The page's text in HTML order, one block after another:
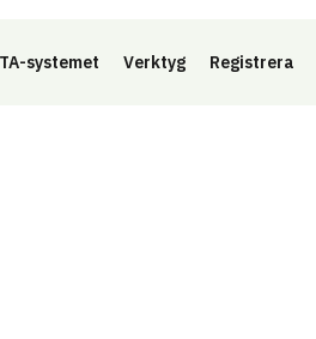
systemet Verktyg Registrera